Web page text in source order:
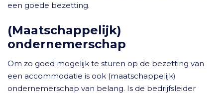
een goede bezetting.
(Maatschappelijk)
ondernemerschap
Om zo goed mogelijk te sturen op de bezetting van
een accommodatie is ook (maatschappelijk)
ondernemerschap van belang. Is de bedrijfsleider